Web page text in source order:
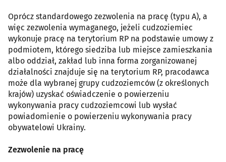
Oprócz standardowego zezwolenia na pracę (typu A), a
więc zezwolenia wymaganego, jeżeli cudzoziemiec
wykonuje pracę na terytorium RP na podstawie umowy z
podmiotem, którego siedziba lub miejsce zamieszkania
albo oddział, zakład lub inna forma zorganizowanej
działalności znajduje się na terytorium RP, pracodawca
może dla wybranej grupy cudzoziemców (z określonych
krajów) uzyskać oświadczenie o powierzeniu
wykonywania pracy cudzoziemcowi lub wysłać
powiadomienie o powierzeniu wykonywania pracy
obywatelowi Ukrainy.
Zezwolenie na pracę